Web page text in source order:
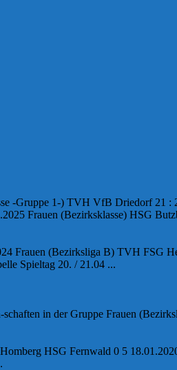
-Gruppe 1-) TVH VfB Driedorf 21 :
Frauen (Bezirksklasse) HSG
Frauen (Bezirksliga B) TVH FSG
Spieltag 20. / 21.04 ...
in der Gruppe Frauen
HSG Fernwald 0 5